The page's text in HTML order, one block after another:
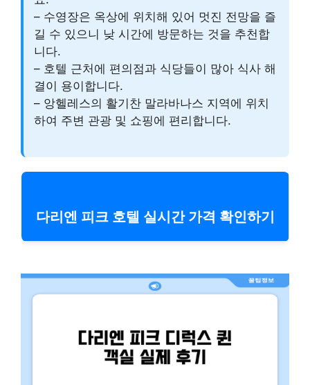
– 수영장은 옥상에 위치해 있어 멋진 전망을 즐
길 수 있으니 낮 시간에 방문하는 것을 추천합
니다.
– 호텔 근처에 편의점과 식당들이 많아 식사 해
결이 용이합니다.
– 앙헬레스의 활기찬 말라바나스 지역에 위치
하여 주변 관광 및 쇼핑에 편리합니다.
다리엔 피크 호텔 실시간 가격 확인하기